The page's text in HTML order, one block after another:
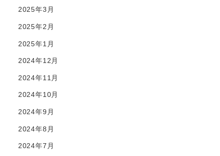
2025年3月
2025年2月
2025年1月
2024年12月
2024年11月
2024年10月
2024年9月
2024年8月
2024年7月